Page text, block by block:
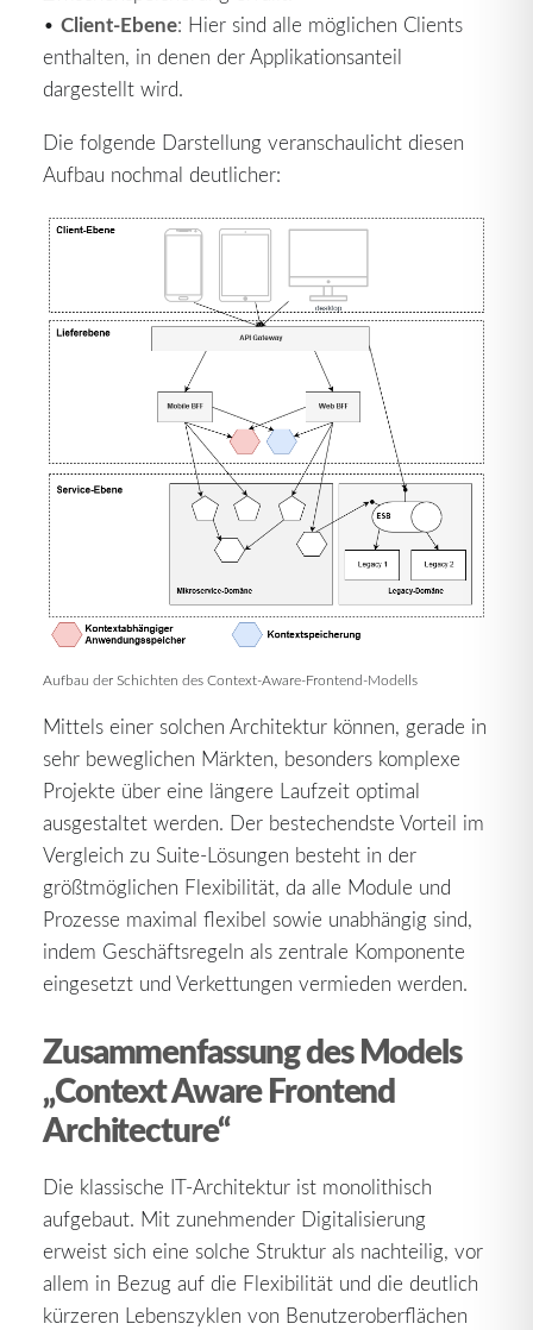
• Client-Ebene: Hier sind alle möglichen Clients
enthalten, in denen der Applikationsanteil
dargestellt wird.
Die folgende Darstellung veranschaulicht diesen
Aufbau nochmal deutlicher:
Aufbau der Schichten des Context-Aware-Frontend-Modells
Mittels einer solchen Architektur können, gerade in
sehr beweglichen Märkten, besonders komplexe
Projekte über eine längere Laufzeit optimal
ausgestaltet werden. Der bestechendste Vorteil im
Vergleich zu Suite-Lösungen besteht in der
größtmöglichen Flexibilität, da alle Module und
Prozesse maximal flexibel sowie unabhängig sind,
indem Geschäftsregeln als zentrale Komponente
eingesetzt und Verkettungen vermieden werden.
Zusammenfassung des Models
„Context Aware Frontend
Architecture“
Die klassische IT-Architektur ist monolithisch
aufgebaut. Mit zunehmender Digitalisierung
erweist sich eine solche Struktur als nachteilig, vor
allem in Bezug auf die Flexibilität und die deutlich
kürzeren Lebenszyklen von Benutzeroberflächen